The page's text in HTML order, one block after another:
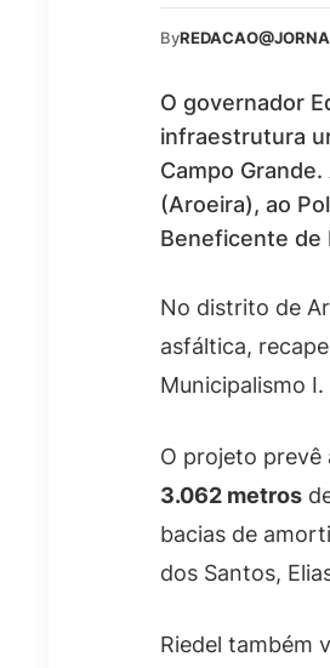
By
O governador
infraestrutura
Campo
(Aroeira), ao
Beneficente de
No distrito de
asfáltica,
Municipalismo
O projeto prevê
3.062 metros
bacias de
dos Santos,
Riedel também